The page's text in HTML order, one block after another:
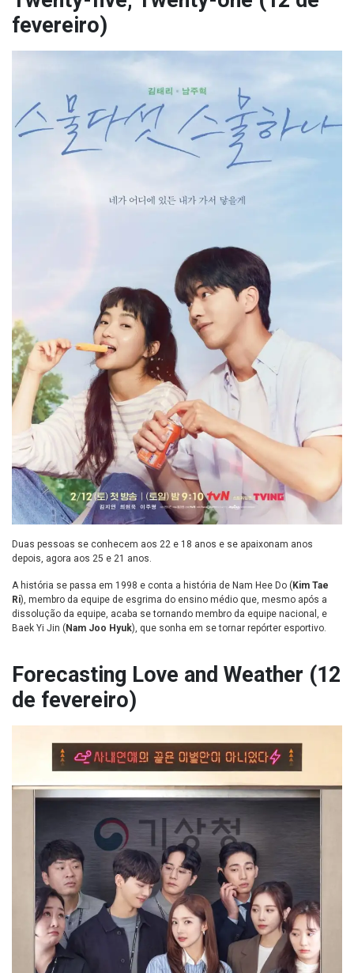
fevereiro)
Duas pessoas se conhecem aos 22 e 18 anos e se apaixonam anos
depois, agora aos 25 e 21 anos.
A história se passa em 1998 e conta a história de Nam Hee Do ( Kim Tae
Ri), membro da equipe de esgrima do ensino médio que, mesmo após a
dissolução da equipe, acaba se tornando membro da equipe nacional, e
Baek Yi Jin ( Nam Joo Hyuk), que sonha em se tornar repórter esportivo.
Forecasting Love and Weather (12
de fevereiro)